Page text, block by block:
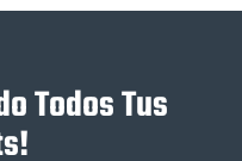
Todos Tus